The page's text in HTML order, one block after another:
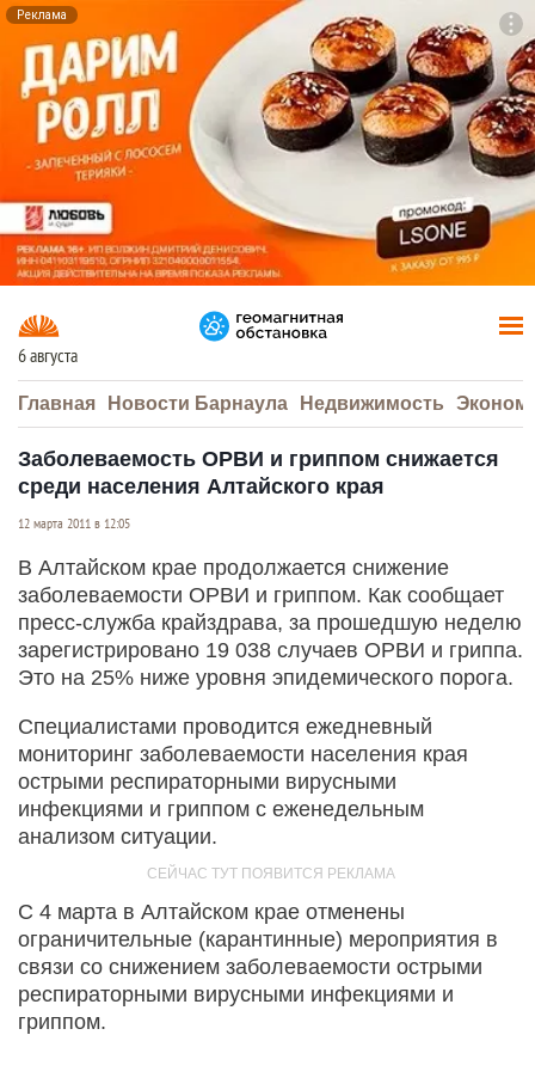
Реклама
6 августа
Главная Новости Барнаула Недвижимость
Заболеваемость ОРВИ и гриппом снижается
среди населения Алтайского края
12 марта 2011 в 12:05
В Алтайском крае продолжается снижение
заболеваемости ОРВИ и гриппом. Как сообщает
пресс-служба крайздрава, за прошедшую неделю
зарегистрировано 19 038 случаев ОРВИ и гриппа.
Это на 25% ниже уровня эпидемического порога.
Специалистами проводится ежедневный
мониторинг заболеваемости населения края
острыми респираторными вирусными
инфекциями и гриппом с еженедельным
анализом ситуации.
С 4 марта в Алтайском крае отменены
ограничительные (карантинные) мероприятия в
связи со снижением заболеваемости острыми
респираторными вирусными инфекциями и
гриппом.